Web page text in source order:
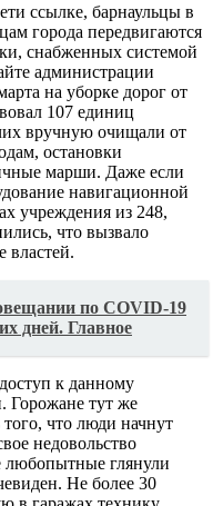
ссылке, барнаульцы в
города передвигаются
снабженных системой
администрации
на уборке дорог от
107 единиц
вручную очищали от
остановки
марши. Даже если
навигационной
учреждения из 248,
что вызвало
властей.
по COVID-19
дней. Главное
к данному
Горожане тут же
что люди начнут
недовольство
любопытные глянули
Не более 30